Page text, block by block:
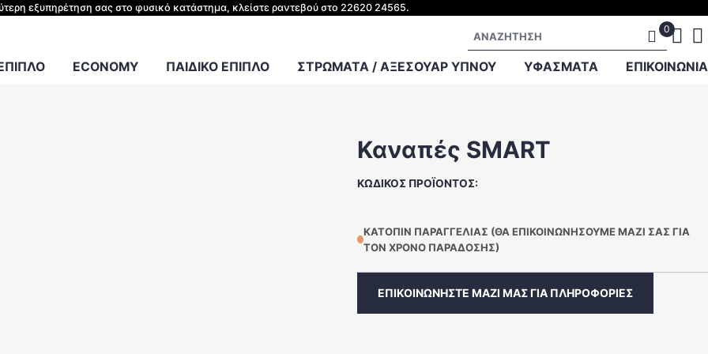
εξυπηρέτηση σας στο φυσικό κατάστημα, κλείστε ραντεβού στο 22620 24565.
Αναζήτηση
ECONOMY ΠΑΙΔΙΚΟ ΕΠΙΠΛΟ ΣΤΡΩΜΑΤΑ / ΑΞΕΣΟΥΑΡ ΥΠΝΟΥ
ΚΡΕΒΑΤΙΟΥ
ΥΦΑΣΜΑΤΑ ΕΠΙΚΟΙΝΩΝΊΑ
Καναπές SMART
ΚΩΔΙΚΌΣ ΠΡΟΪΌΝΤΟΣ:
ΚΑΤΌΠΙΝ ΠΑΡΑΓΓΕΛΊΑΣ (ΘΑ ΕΠΙΚΟΙΝΩΝΉΣΟΥΜΕ ΜΑΖΊ ΣΑΣ ΓΙΑ
ΤΟΝ ΧΡΌΝΟ ΠΑΡΆΔΟΣΗΣ)
ΕΠΙΚΟΙΝΩΝΗΣΤΕ ΜΑΖΙ ΜΑΣ ΓΙΑ ΠΛΗΡΟΦΟΡΙΕΣ